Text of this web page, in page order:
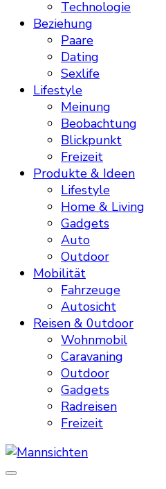
Technologie
Beziehung
Paare
Dating
Sexlife
Lifestyle
Meinung
Beobachtung
Blickpunkt
Freizeit
Produkte & Ideen
Lifestyle
Home & Living
Gadgets
Auto
Outdoor
Mobilität
Fahrzeuge
Autosicht
Reisen & 0utdoor
Wohnmobil
Caravaning
Outdoor
Gadgets
Radreisen
Freizeit
Mannsichten